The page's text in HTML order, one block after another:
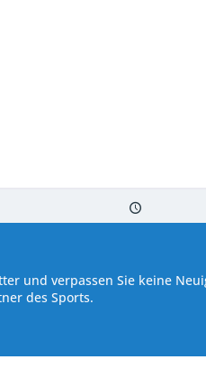
und verpassen Sie keine
des Sports.